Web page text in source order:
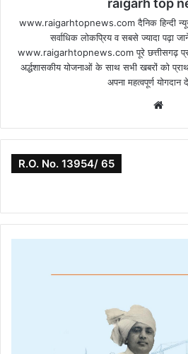
raigarh top
www.raigarhtopnews.com दैनिक हिन्दी
सर्वाधिक लोकप्रिय व सबसे ज्यादा पढ़ा
www.raigarhtopnews.com पूरे छत्तीसगढ़
अर्द्धशासकीय योजनाओं के साथ सभी खबरों को
अपना महत्वपूर्ण योगदान
R.O. No. 13954/ 65